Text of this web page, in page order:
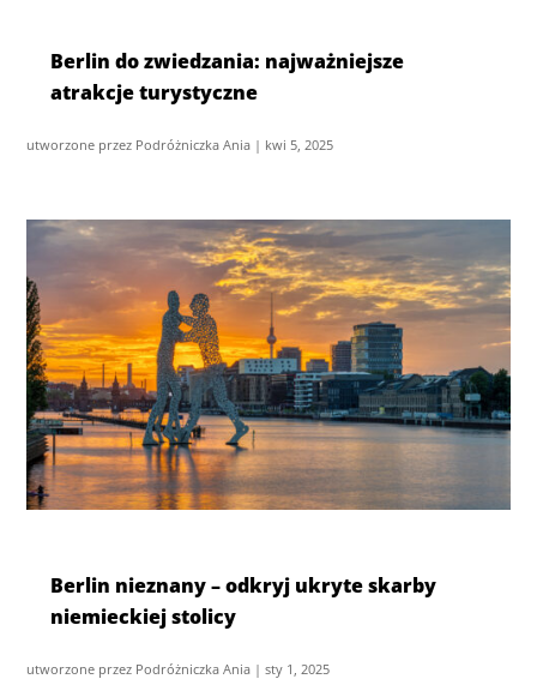
Berlin do zwiedzania: najważniejsze
atrakcje turystyczne
utworzone przez Podróżniczka Ania | kwi 5, 2025
Berlin nieznany – odkryj ukryte skarby
niemieckiej stolicy
utworzone przez Podróżniczka Ania |sty 1, 2025